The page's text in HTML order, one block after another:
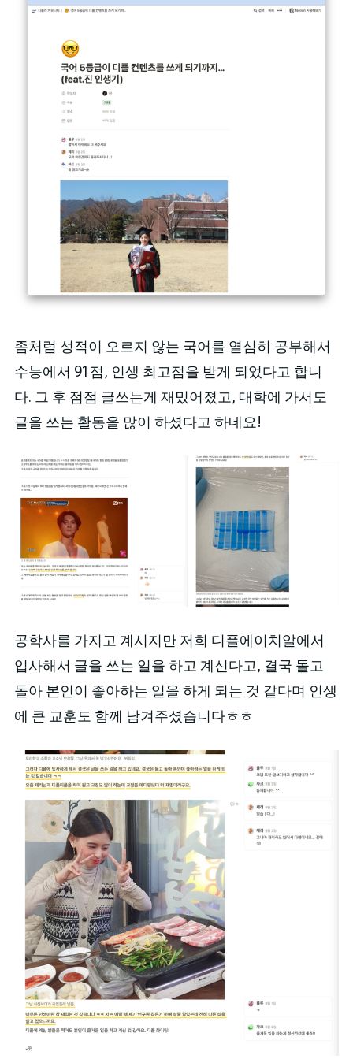
좀처럼 성적이 오르지 않는 국어를 열심히 공부해서
수능에서 91점, 인생 최고점을 받게 되었다고 합니
다. 그 후 점점 글쓰는게 재밌어졌고, 대학에 가서도
글을 쓰는 활동을 많이 하셨다고 하네요!
공학사를 가지고 계시지만 저희 디플에이치알에서
입사해서 글을 쓰는 일을 하고 계신다고, 결국 돌고
돌아 본인이 좋아하는 일을 하게 되는 것 같다며 인생
에 큰 교훈도 함께 남겨주셨습니다ㅎㅎ